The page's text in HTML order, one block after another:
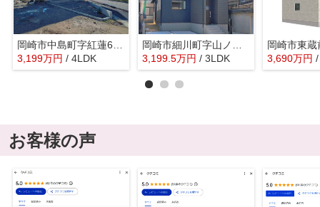
3,199万円 / 4LDK
3,199.5万円 / 3LDK 3,690万円
お客様の声